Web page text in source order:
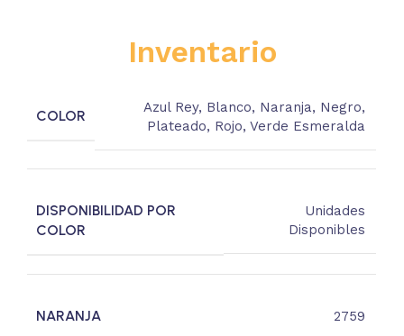
Inventario
COLOR
Azul Rey, Blanco, Naranja, Negro,
Plateado, Rojo,Verde Esmeralda
DISPONIBILIDAD POR
COLOR
Unidades
Disponibles
NARANJA 2759